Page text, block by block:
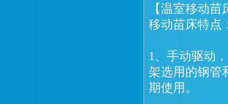
【温室移动
移动苗床特点
1、手动驱动
架选用的钢管
期使用。